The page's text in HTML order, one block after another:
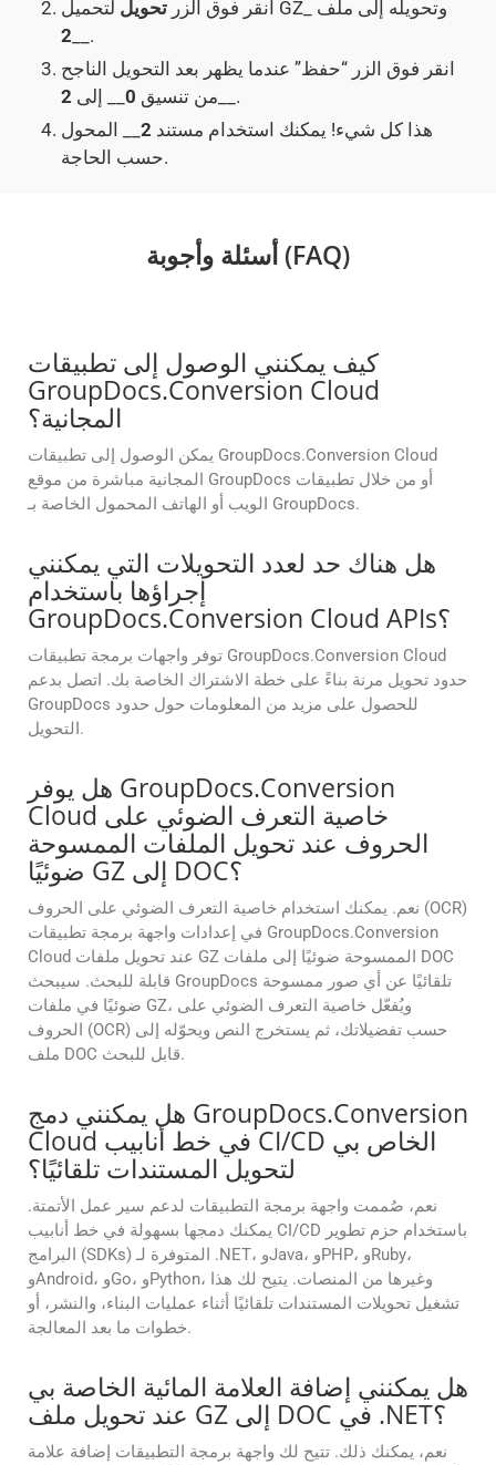
انقر فوق الزر تحويل
لتحميل GZ_ وتحويله إلى ملف
2 __.
انقر فوق الزر “حفظ” عندما يظهر بعد التحويل الناجح
من تنسيق 0 __ إلى 2
__.
هذا كل شيء! يمكنك استخدام مستند 2 __ المحول
حسب الحاجة.
أسئلة وأجوبة (FAQ)
كيف يمكنني الوصول إلى تطبيقات
GroupDocs.Conversion Cloud
المجانية؟
يمكن الوصول إلى تطبيقات GroupDocs.Conversion Cloud
المجانية مباشرة من موقع GroupDocs أو من خلال تطبيقات
الويب أو الهاتف المحمول الخاصة بـ GroupDocs.
هل هناك حد لعدد التحويلات التي يمكنني
إجراؤها باستخدام
GroupDocs.Conversion Cloud APIs؟
توفر واجهات برمجة تطبيقات GroupDocs.Conversion Cloud
حدود تحويل مرنة بناءً على خطة الاشتراك الخاصة بك. اتصل بدعم
GroupDocs للحصول على مزيد من المعلومات حول حدود
التحويل.
هل يوفر GroupDocs.Conversion
Cloud خاصية التعرف الضوئي على
الحروف عند تحويل الملفات الممسوحة
ضوئيًا GZ إلى DOC؟
نعم. يمكنك استخدام خاصية التعرف الضوئي على الحروف (OCR)
في إعدادات واجهة برمجة تطبيقات GroupDocs.Conversion
Cloud عند تحويل ملفات GZ الممسوحة ضوئيًا إلى ملفات DOC
قابلة للبحث. سيبحث GroupDocs تلقائيًا عن أي صور ممسوحة
ضوئيًا في ملفات GZ، ويُفعّل خاصية التعرف الضوئي على
الحروف (OCR) حسب تفضيلاتك، ثم يستخرج النص ويحوّله إلى
ملف DOC قابل للبحث.
هل يمكنني دمج GroupDocs.Conversion
Cloud في خط أنابيب CI/CD الخاص بي
لتحويل المستندات تلقائيًا؟
نعم، صُممت واجهة برمجة التطبيقات لدعم سير عمل الأتمتة.
يمكنك دمجها بسهولة في خط أنابيب CI/CD باستخدام حزم تطوير
البرامج (SDKs) المتوفرة لـ .NET، وJava، وPHP، وRuby،
وAndroid، وGo، وPython، وغيرها من المنصات. يتيح لك هذا
تشغيل تحويلات المستندات تلقائيًا أثناء عمليات البناء، والنشر، أو
خطوات ما بعد المعالجة.
هل يمكنني إضافة العلامة المائية الخاصة بي
عند تحويل ملف GZ إلى DOC في .NET؟
نعم، يمكنك ذلك. تتيح لك واجهة برمجة التطبيقات إضافة علامة